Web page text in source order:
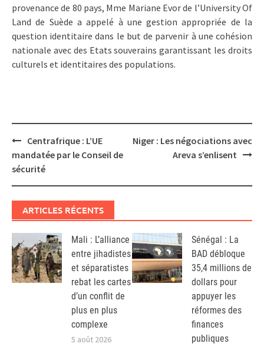
provenance de 80 pays, Mme Mariane Evor de l’University Of
Land de Suède a appelé à une gestion appropriée de la
question identitaire dans le but de parvenir à une cohésion
nationale avec des Etats souverains garantissant les droits
culturels et identitaires des populations.
Post
navigation
Centrafrique : L’UE
mandatée par le Conseil de
sécurité
Niger : Les négociations avec
Areva s’enlisent
ARTICLES RÉCENTS
Mali : L’alliance
entre jihadistes
et séparatistes
rebat les cartes
d’un conflit de
plus en plus
complexe
5 août 2026
Sénégal : La
BAD débloque
35,4 millions de
dollars pour
appuyer les
réformes des
finances
publiques